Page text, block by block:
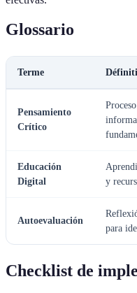
Glossario
Terme
Pensamiento
Crítico
Educación
Digital
y
Autoevaluación
para
Checklist de